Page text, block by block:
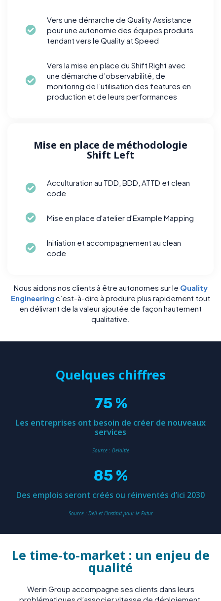
Vers une démarche de Quality Assistance
pour une autonomie des équipes produits
tendant vers le Quality at Speed
Vers la mise en place du Shift Right avec
une démarche d’observabilité, de
monitoring de l’utilisation des features en
production et de leurs performances
Mise en place de méthodologie
Shift Left
Acculturation au TDD, BDD, ATTD et clean
code
Mise en place d'atelier d'Example Mapping
Initiation et accompagnement au clean
code
Nous aidons nos clients à être autonomes sur le Quality
Engineering c’est-à-dire à produire plus rapidement tout
en délivrant de la valeur ajoutée de façon hautement
qualitative.
Quelques chiffres
75 %
Les entreprises ont besoin de créer de nouveaux
services
Source : Deloitte
85 %
Des emplois seront créés ou réinventés d’ici 2030
Source : Dell et l’Institut pour le Futur
Le time-to-market : un enjeu de
qualité
Werin Group accompagne ses clients dans leurs
problématiques d’associer vitesse de déploiement,